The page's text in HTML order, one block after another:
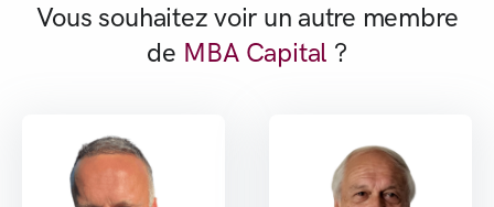
Vous souhaitez voir un autre membre
de MBA Capital ?